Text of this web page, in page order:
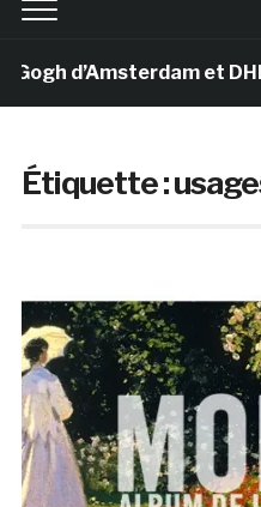
d’Amsterdam et DHL
Étiquette :